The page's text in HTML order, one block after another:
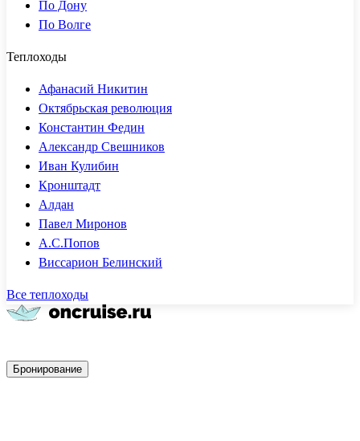
По Дону
По Волге
Теплоходы
Афанасий Никитин
Октябрьская революция
Константин Федин
Александр Свешников
Иван Кулибин
Кронштадт
Алдан
Павел Миронов
А.С.Попов
Виссарион Белинский
Все теплоходы
Бронирование